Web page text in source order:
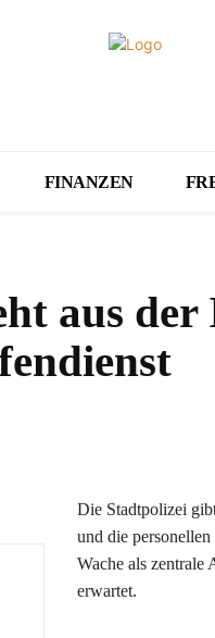
FINANZEN
aus
Die Stadtpolizei
und die
Wache als zentrale
erwartet.